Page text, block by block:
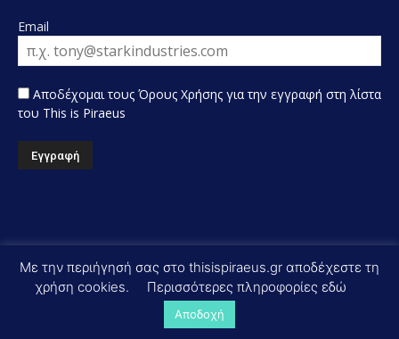
Email
Αποδέχομαι τους Όρους Χρήσης για την εγγραφή στη λίστα
του This is Piraeus
Πολιτική Προστασίας Απορρήτου
Αποποίηση Ευθύνης
Newsletter
Bee Media
Επικοινωνία
© Copyright 2026 - This is Piraeus. Designed by Bee Media.
Με την περιήγησή σας στο thisispiraeus.gr αποδέχεστε τη
χρήση cookies.
Περισσότερες πληροφορίες εδώ
Αποδοχή